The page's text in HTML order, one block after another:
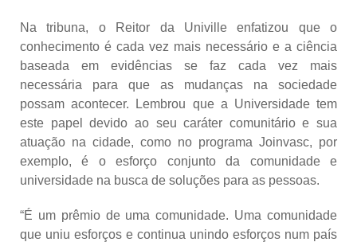
Na tribuna, o Reitor da Univille enfatizou que o
conhecimento é cada vez mais necessário e a ciência
baseada em evidências se faz cada vez mais
necessária para que as mudanças na sociedade
possam acontecer. Lembrou que a Universidade tem
este papel devido ao seu caráter comunitário e sua
atuação na cidade, como no programa Joinvasc, por
exemplo, é o esforço conjunto da comunidade e
universidade na busca de soluções para as pessoas.
“É um prêmio de uma comunidade. Uma comunidade
que uniu esforços e continua unindo esforços num país